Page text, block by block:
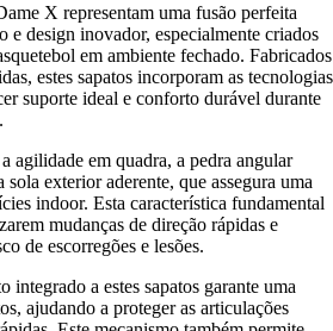
X representam uma fusão perfeita
e design inovador, especialmente criados
em ambiente fechado. Fabricados
estes sapatos incorporam as tecnologias
suporte ideal e conforto durável durante
agilidade em quadra, a pedra angular
sola exterior aderente, que assegura uma
indoor. Esta característica fundamental
mudanças de direção rápidas e
de escorregões e lesões.
integrado a estes sapatos garante uma
ajudando a proteger as articulações